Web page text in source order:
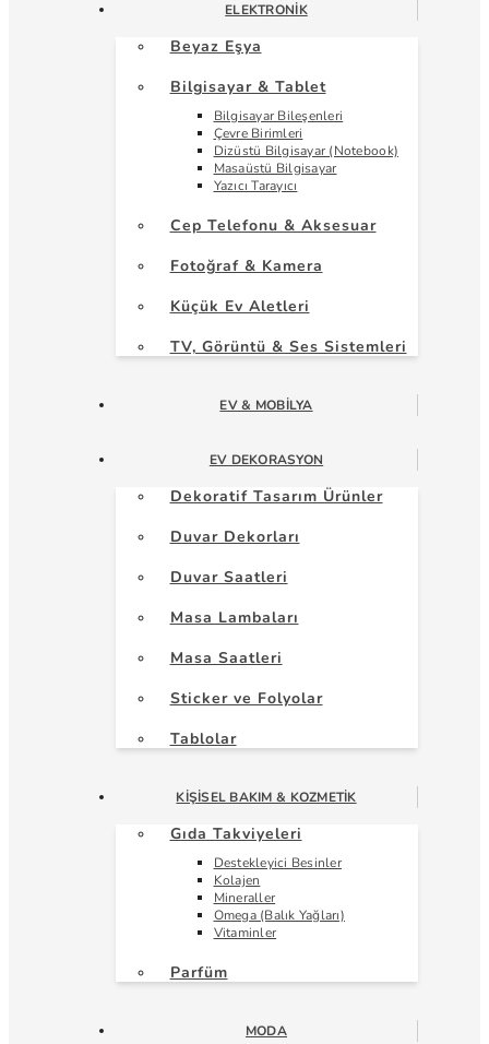
ELEKTRONIK
Beyaz Eşya
Bilgisayar & Tablet
Bilgisayar Bileşenleri
Çevre Birimleri
Dizüstü Bilgisayar (Notebook)
Masaüstü Bilgisayar
Yazıcı Tarayıcı
Cep Telefonu & Aksesuar
Fotoğraf & Kamera
Küçük Ev Aletleri
TV, Görüntü & Ses Sistemleri
EV & MOBILYA
EV DEKORASYON
Dekoratif Tasarım Ürünler
Duvar Dekorları
Duvar Saatleri
Masa Lambaları
Masa Saatleri
Sticker ve Folyolar
Tablolar
KIŞISEL BAKIM & KOZMETIK
Gıda Takviyeleri
Destekleyici Besinler
Kolajen
Mineraller
Omega (Balık Yağları)
Vitaminler
Parfüm
MODA